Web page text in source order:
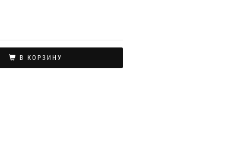
В КОРЗИНУ